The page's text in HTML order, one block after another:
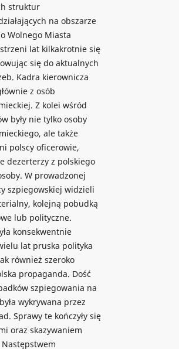
struktur
na obszarze
Wolnego Miasta
lat kilkakrotnie się
się do aktualnych
Kadra kierownicza
z osób
Z kolei wśród
były nie tylko osoby
ale także
polscy oficerowie,
dezerterzy z polskiego
W prowadzonej
szpiegowskiej widzieli
kolejną pobudką
lub polityczne.
konsekwentnie
lat pruska polityka
również szeroko
propaganda. Dość
szpiegowania na
wykrywana przez
Sprawy te kończyły się
oraz skazywaniem